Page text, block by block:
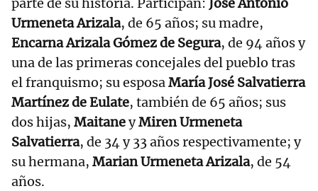
parte de su historia. Participan: José Antonio
Urmeneta Arizala, de 65 años; su madre,
Encarna Arizala Gómez de Segura, de 94 años y
una de las primeras concejales del pueblo tras
el franquismo; su esposaMaría José Salvatierra
Martínez de Eulate, también de 65 años; sus
dos hijas, MaitaneyMiren Urmeneta
Salvatierra, de 34 y 33 años respectivamente; y
su hermana, Marian Urmeneta Arizala, de 54
años.